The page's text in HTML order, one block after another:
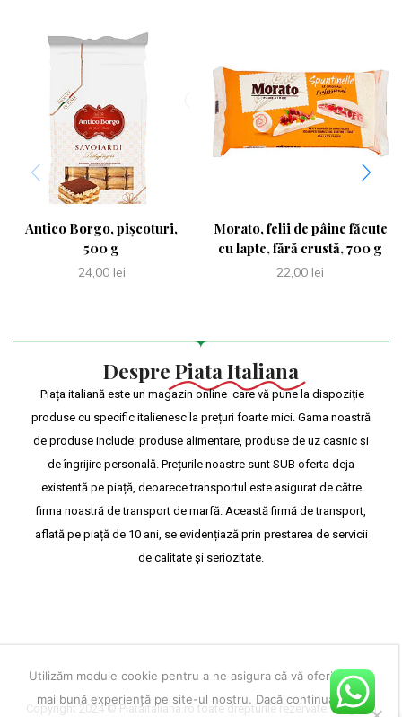
Antico Borgo, pișcoturi,
500 g
24,00 lei
Morato, felii de pâine făcute
cu lapte, fără crustă, 700 g
22,00 lei
Despre Piata Italiana
Piața italiană este un magazin online care vă pune la dispoziție
produse cu specific italienesc la prețuri foarte mici. Gama noastră
de produse include: produse alimentare, produse de uz casnic și
de îngrijire personală. Prețurile noastre sunt SUB oferta deja
existentă pe piață, deoarece transportul este asigurat de către
firma noastră de transport de marfă. Această firmă de transport,
aflată pe piață de 10 ani, se evidențiază prin prestarea de servicii
de calitate și seriozitate.
Copyright 2024 © Piataitaliana.ro toate drepturile rezervate. Magazin
Utilizăm module cookie pentru a ne asigura că vă oferim cea
mai bună experiență pe site-ul nostru. Dacă continuați să